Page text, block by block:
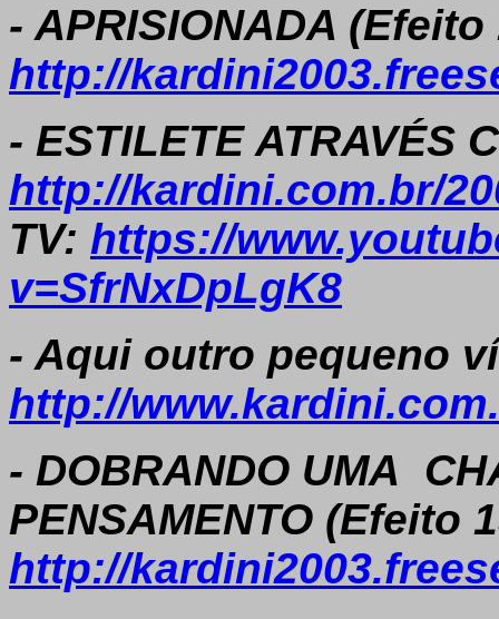
- APRISIONADA (Efeito
http://
- ESTILETE ATRAVÉS
http://kardini.com.br/
TV: https://
v=SfrNxDpLgK8
- Aqui outro pequeno
http://
- DOBRANDO UMA
PENSAMENTO (Efeito
http://